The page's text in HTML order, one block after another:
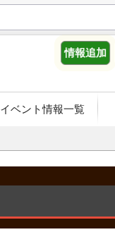
情報追加
イベント情報一覧